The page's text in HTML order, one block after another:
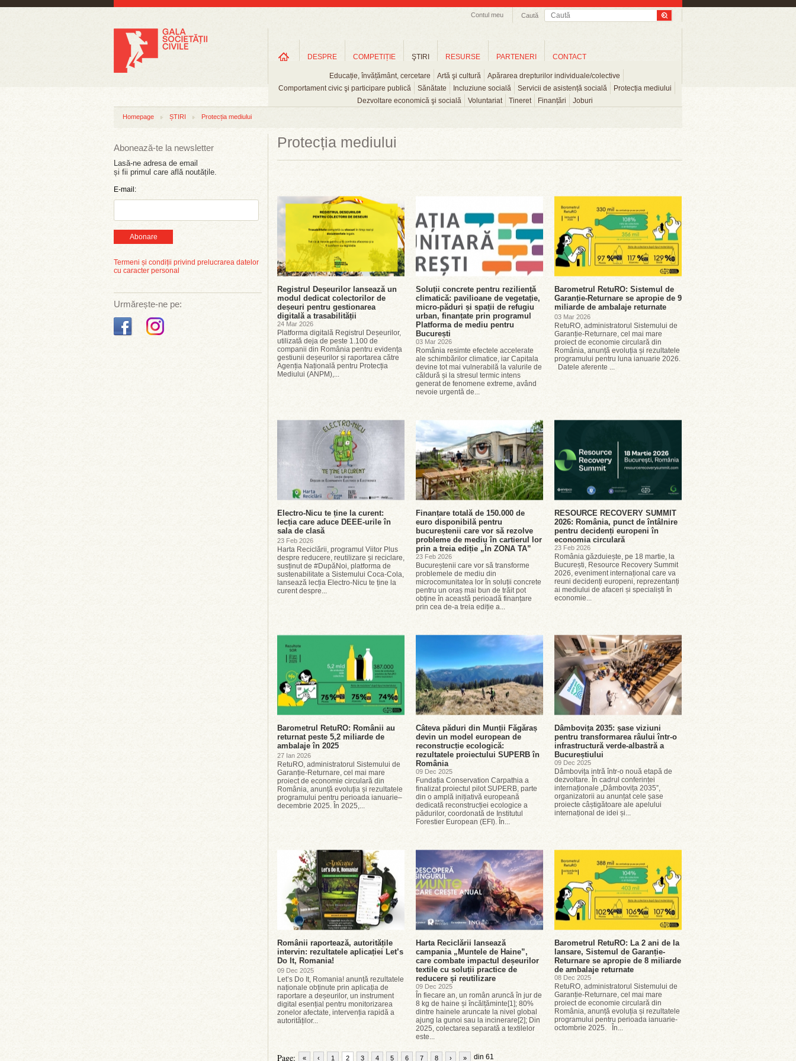
Caută
Contul meu
DESPRE COMPETIȚIE ŞTIRI
Educație, învățământ, cercetare Artă şi cultură
Apărarea drepturilor individuale/colective
Comportament civic şi participare publică
Sănătate Incluziune socială Servicii de asistență socială
Protecția mediului
Dezvoltare economică şi socială
Voluntariat Tineret Finanțări Joburi
RESURSE PARTENERI CONTACT
Homepage ȘTIRI Protecția mediului
Abonează-te la newsletter
Lasă-ne adresa de email
și fii primul care află noutățile.
E-mail:
Abonare
Termeni și condiții privind prelucrarea datelor
cu caracter personal
Urmărește-ne pe:
Protecția mediului
Registrul Deșeurilor lansează un
modul dedicat colectorilor de
deșeuri pentru gestionarea
digitală a trasabilității
24 Mar 2026
Platforma digitală Registrul Deșeurilor,
utilizată deja de peste 1.100 de
companii din România pentru evidența
gestiunii deșeurilor și raportarea către
Agenția Națională pentru Protecția
Mediului (ANPM),...
Soluții concrete pentru reziliență
climatică: pavilioane de vegetație,
micro-păduri și spații de refugiu
urban, finanțate prin programul
Platforma de mediu pentru
București
03 Mar 2026
România resimte efectele accelerate
ale schimbărilor climatice, iar Capitala
devine tot mai vulnerabilă la valurile de
căldură și la stresul termic intens
generat de fenomene extreme, având
nevoie urgentă de...
Barometrul RetuRO: Sistemul de
Garanție-Returnare se apropie de 9
miliarde de ambalaje returnate
03 Mar 2026
RetuRO, administratorul Sistemului de
Garanție-Returnare, cel mai mare
proiect de economie circulară din
România, anunță evoluția și rezultatele
programului pentru luna ianuarie 2026.
Datele aferente ...
Electro-Nicu te ține la curent:
lecția care aduce DEEE-urile în
sala de clasă
23 Feb 2026
Harta Reciclării, programul Viitor Plus
despre reducere, reutilizare și reciclare,
susținut de #DupăNoi, platforma de
sustenabilitate a Sistemului Coca-Cola,
lansează lecția Electro-Nicu te ține la
curent despre...
Finanțare totală de 150.000 de
euro disponibilă pentru
bucureștenii care vor să rezolve
probleme de mediu în cartierul lor
prin a treia ediție „În ZONA TA”
23 Feb 2026
Bucureștenii care vor să transforme
problemele de mediu din
microcomunitatea lor în soluții concrete
pentru un oraș mai bun de trăit pot
obține în această perioadă finanțare
prin cea de-a treia ediție a...
RESOURCE RECOVERY SUMMIT
2026: România, punct de întâlnire
pentru decidenți europeni în
economia circulară
23 Feb 2026
România găzduiește, pe 18 martie, la
București, Resource Recovery Summit
2026, eveniment internațional care va
reuni decidenți europeni, reprezentanți
ai mediului de afaceri și specialiști în
economie...
Barometrul RetuRO: Românii au
returnat peste 5,2 miliarde de
ambalaje în 2025
27 Ian 2026
RetuRO, administratorul Sistemului de
Garanție-Returnare, cel mai mare
proiect de economie circulară din
România, anunță evoluția și rezultatele
programului pentru perioada ianuarie–
decembrie 2025. În 2025,...
Câteva păduri din Munții Făgăraș
devin un model european de
reconstrucție ecologică:
rezultatele proiectului SUPERB în
România
09 Dec 2025
Fundația Conservation Carpathia a
finalizat proiectul pilot SUPERB, parte
din o amplă inițiativă europeană
dedicată reconstrucției ecologice a
pădurilor, coordonată de Institutul
Forestier European (EFI). În...
Dâmbovița 2035: șase viziuni
pentru transformarea râului într-o
infrastructură verde-albastră a
Bucureștiului
09 Dec 2025
Dâmbovița intră într-o nouă etapă de
dezvoltare. În cadrul conferinței
internaționale „Dâmbovița 2035”,
organizatorii au anunțat cele șase
proiecte câștigătoare ale apelului
internațional de idei și...
Românii raportează, autoritățile
intervin: rezultatele aplicației Let’s
Do It, Romania!
09 Dec 2025
Let’s Do It, Romania! anunță rezultatele
naționale obținute prin aplicația de
raportare a deșeurilor, un instrument
digital esențial pentru monitorizarea
zonelor afectate, intervenția rapidă a
autorităților...
Harta Reciclării lansează
campania „Muntele de Haine”,
care combate impactul deșeurilor
textile cu soluții practice de
reducere și reutilizare
09 Dec 2025
În fiecare an, un român aruncă în jur de
8 kg de haine și încălțăminte[1]; 80%
dintre hainele aruncate la nivel global
ajung la gunoi sau la incinerare[2]; Din
2025, colectarea separată a textilelor
este...
Barometrul RetuRO: La 2 ani de la
lansare, Sistemul de Garanție-
Returnare se apropie de 8 miliarde
de ambalaje returnate
08 Dec 2025
RetuRO, administratorul Sistemului de
Garanție-Returnare, cel mai mare
proiect de economie circulară din
România, anunță evoluția și rezultatele
programului pentru perioada ianuarie-
octombrie 2025. În...
Page: « ‹ 1 2 3 4 5 6 7 8 din 61
› »